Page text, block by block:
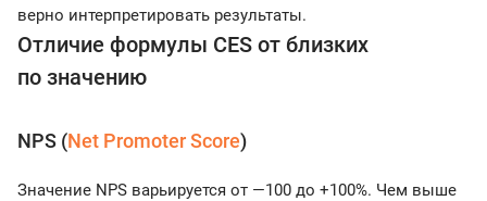
верно интерпретировать результаты.
Отличие формулы CES от близких
по значению
NPS (Net Promoter Score)
Значение NPS варьируется от —100 до +100%. Чем выше